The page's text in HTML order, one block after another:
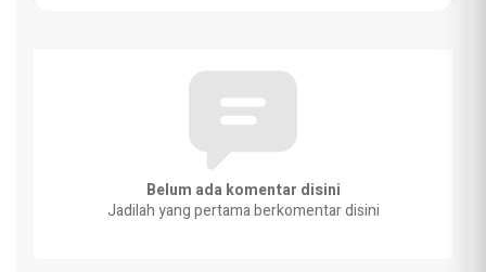
Belum ada komentar disini
Jadilah yang pertama berkomentar disini